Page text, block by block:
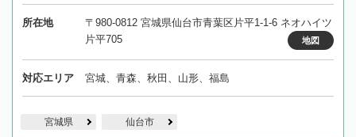
所在地
〒980-0812 宮城県仙台市青葉区片平1-1-6 ネオハイツ
片平705
地図
対応エリア 宮城、青森、秋田、山形、福島
宮城県 仙台市